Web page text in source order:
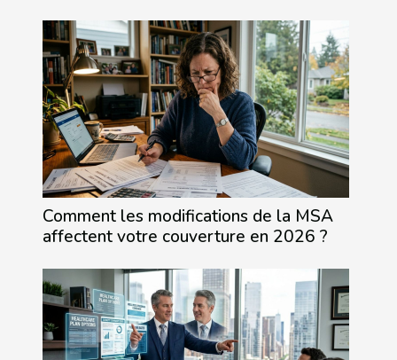
Comment les modifications de la MSA
affectent votre couverture en 2026 ?